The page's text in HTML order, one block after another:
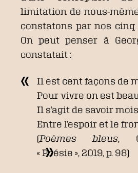
limitation de nous-
constatons par nos cinq
On peut penser à
constatait :
Il est cent façons de
Pour vivre on est
Il s’agit de savoir
Entre l’espoir et le
(Poèmes bleus ,
« Poésie », 2019, p. 98)